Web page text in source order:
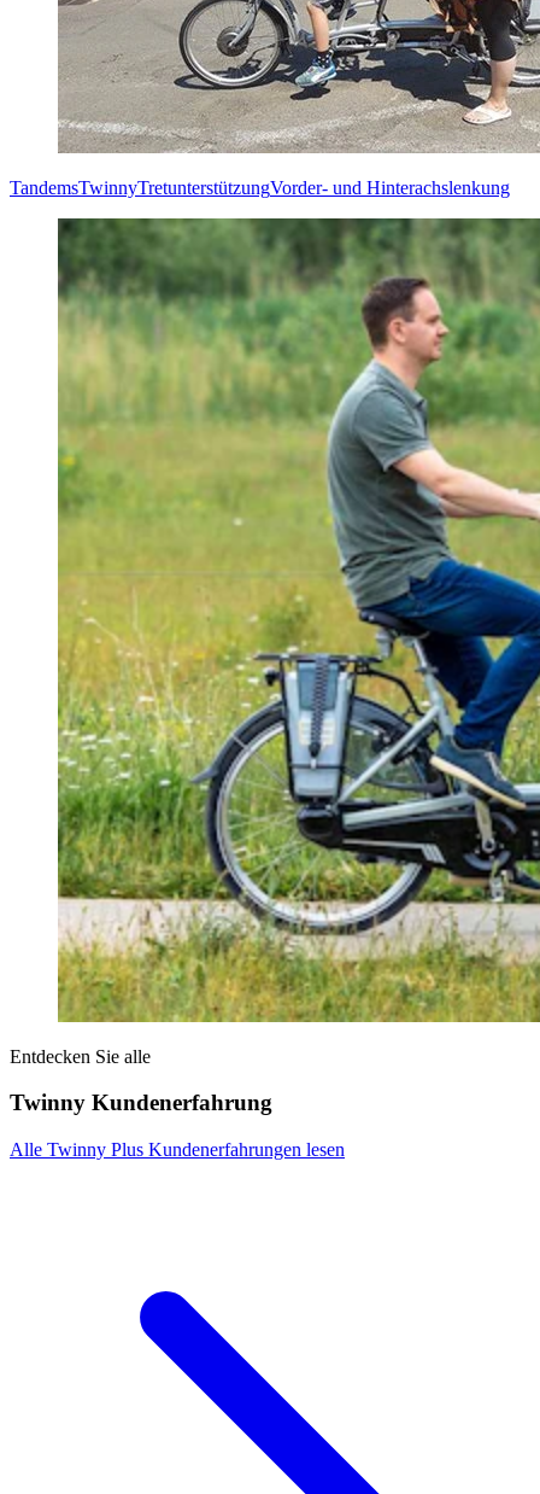
TandemsTwinnyTretunterstützungVorder- und Hinterachslenkung
Entdecken Sie alle
Twinny Kundenerfahrung
Alle Twinny Plus Kundenerfahrungen lesen